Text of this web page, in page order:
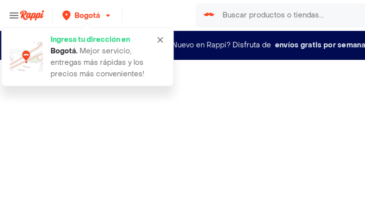
Bogotá
Ingresa tu dirección en
Bogotá. Mejor servicio,
entregas más rápidas y los
precios más convenientes!
¿Nuevo en Rappi? Disfruta de envíos gratis por
aceite hidratante god barber